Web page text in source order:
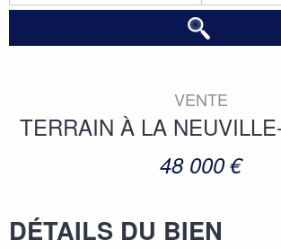
VENTE
TERRAIN À LA
48 000 €
DÉTAILS DU BIEN